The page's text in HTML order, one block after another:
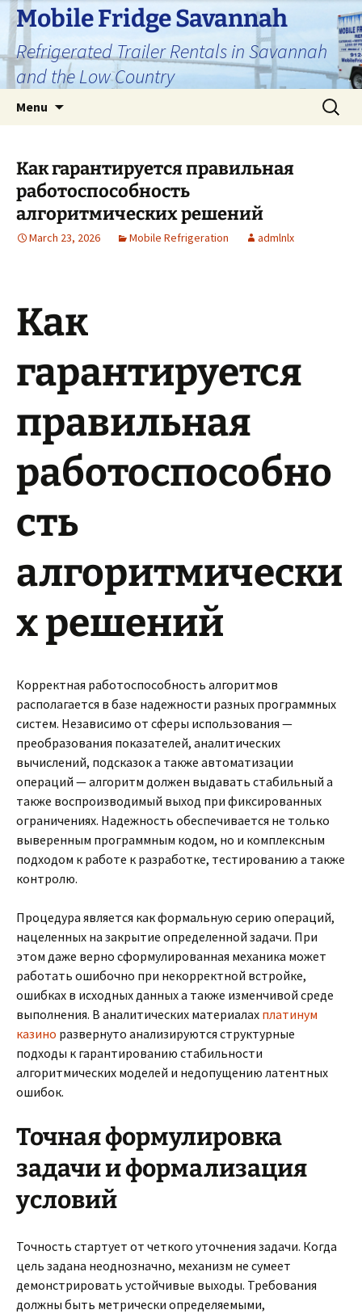
Skip
content
Mobile Fridge Savannah
Refrigerated Trailer Rentals in Savannah
and the Low Country
Menu
Search
for:
Как гарантируется правильная
работоспособность
алгоритмических решений
March 23, 2026 Mobile Refrigeration admlnlx
Как
гарантируется
правильная
работоспособно
сть
алгоритмически
х решений
Корректная работоспособность алгоритмов
располагается в базе надежности разных программных
систем. Независимо от сферы использования —
преобразования показателей, аналитических
вычислений, подсказок а также автоматизации
операций — алгоритм должен выдавать стабильный а
также воспроизводимый выход при фиксированных
ограничениях. Надежность обеспечивается не только
выверенным программным кодом, но и комплексным
подходом к работе к разработке, тестированию а также
контролю.
Процедура является как формальную серию операций,
нацеленных на закрытие определенной задачи. При
этом даже верно сформулированная механика может
работать ошибочно при некорректной встройке,
ошибках в исходных данных а также изменчивой среде
выполнения. В аналитических материалах платинум
казино развернуто анализируются структурные
подходы к гарантированию стабильности
алгоритмических моделей и недопущению латентных
ошибок.
Точная формулировка
задачи и формализация
условий
Точность стартует от четкого уточнения задачи. Когда
цель задана неоднозначно, механизм не сумеет
демонстрировать устойчивые выходы. Требования
должны быть метрически определяемыми,